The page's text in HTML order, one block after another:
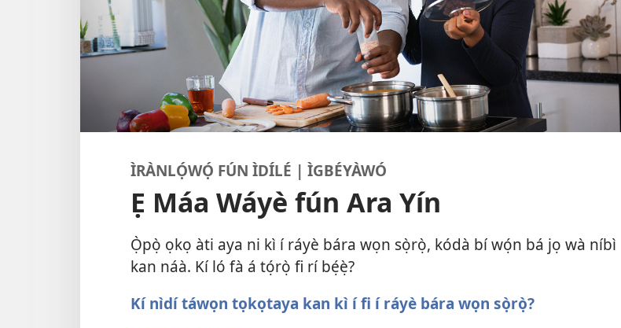
ÌRÀNLỌ́WỌ́ FÚN ÌDÍLÉ | ÌGBÉYÀWÓ
Ẹ Máa Wáyè fún Ara Yín
Ọ̀pọ̀ ọkọ àti aya ni kì í ráyè bára wọn sọ̀rọ̀, kódà bí wọ́n bá jọ wà níbì
kan náà. Kí ló fà á tọ́rọ̀ fi rí bẹ́ẹ̀?
Kí nìdí táwọn tọkọtaya kan kì í fi í ráyè bára wọn sọ̀rọ̀?